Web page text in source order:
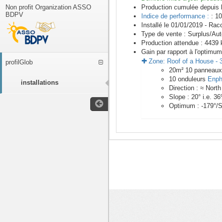
Non profit Organization ASSO
BDPV
profilGlob
installations
Production cumulée
Indice de performance : :
Installé le 01/01/2019 -
Type de vente : Surplus/
Production attendue : 4439
Gain par rapport à
Zone: Roof of a House -
20m² 10
10 onduleurs
Direction : ≈ North
Slope : 20° i.e. 36
Optimum : -179°/